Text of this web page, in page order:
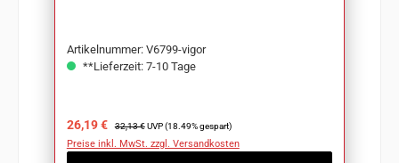
Artikelnummer: V6799-vigor
**Lieferzeit: 7-10 Tage
Verkaufspreis:
26,19 € Regulärer Preis:
32,13 € UVP (18.49% gespart)
Preise inkl. MwSt. zzgl. Versandkosten